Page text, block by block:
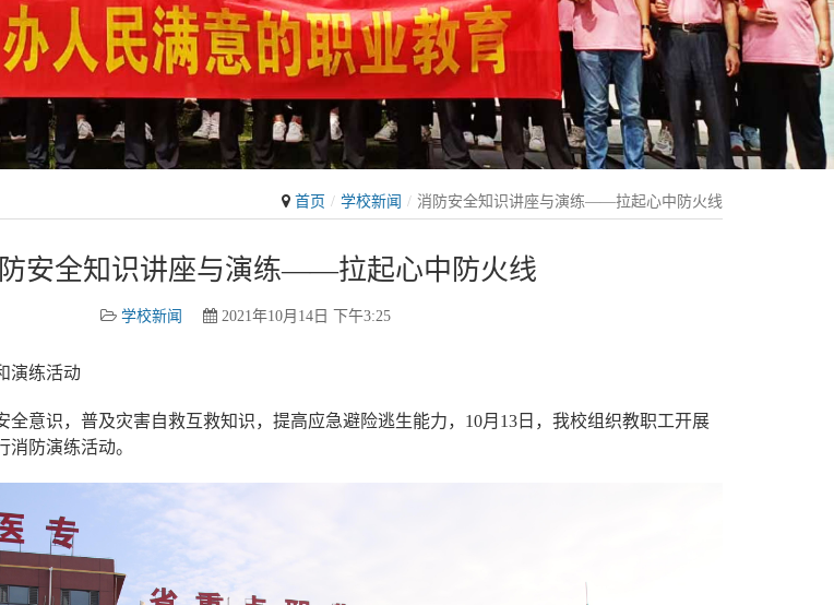
首页 学校新闻 消防安全知识讲座与演练——拉起心中防火线
安全知识讲座与演练——拉起心中防火线
学校新闻 2021年10月14日 下午3:25
演练活动
全意识，普及灾害自救互救知识，提高应急避险逃生能力，10月13日，我校组织教职工开展
防演练活动。